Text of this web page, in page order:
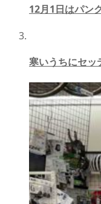
12月1日はパン
寒いうちにセッ